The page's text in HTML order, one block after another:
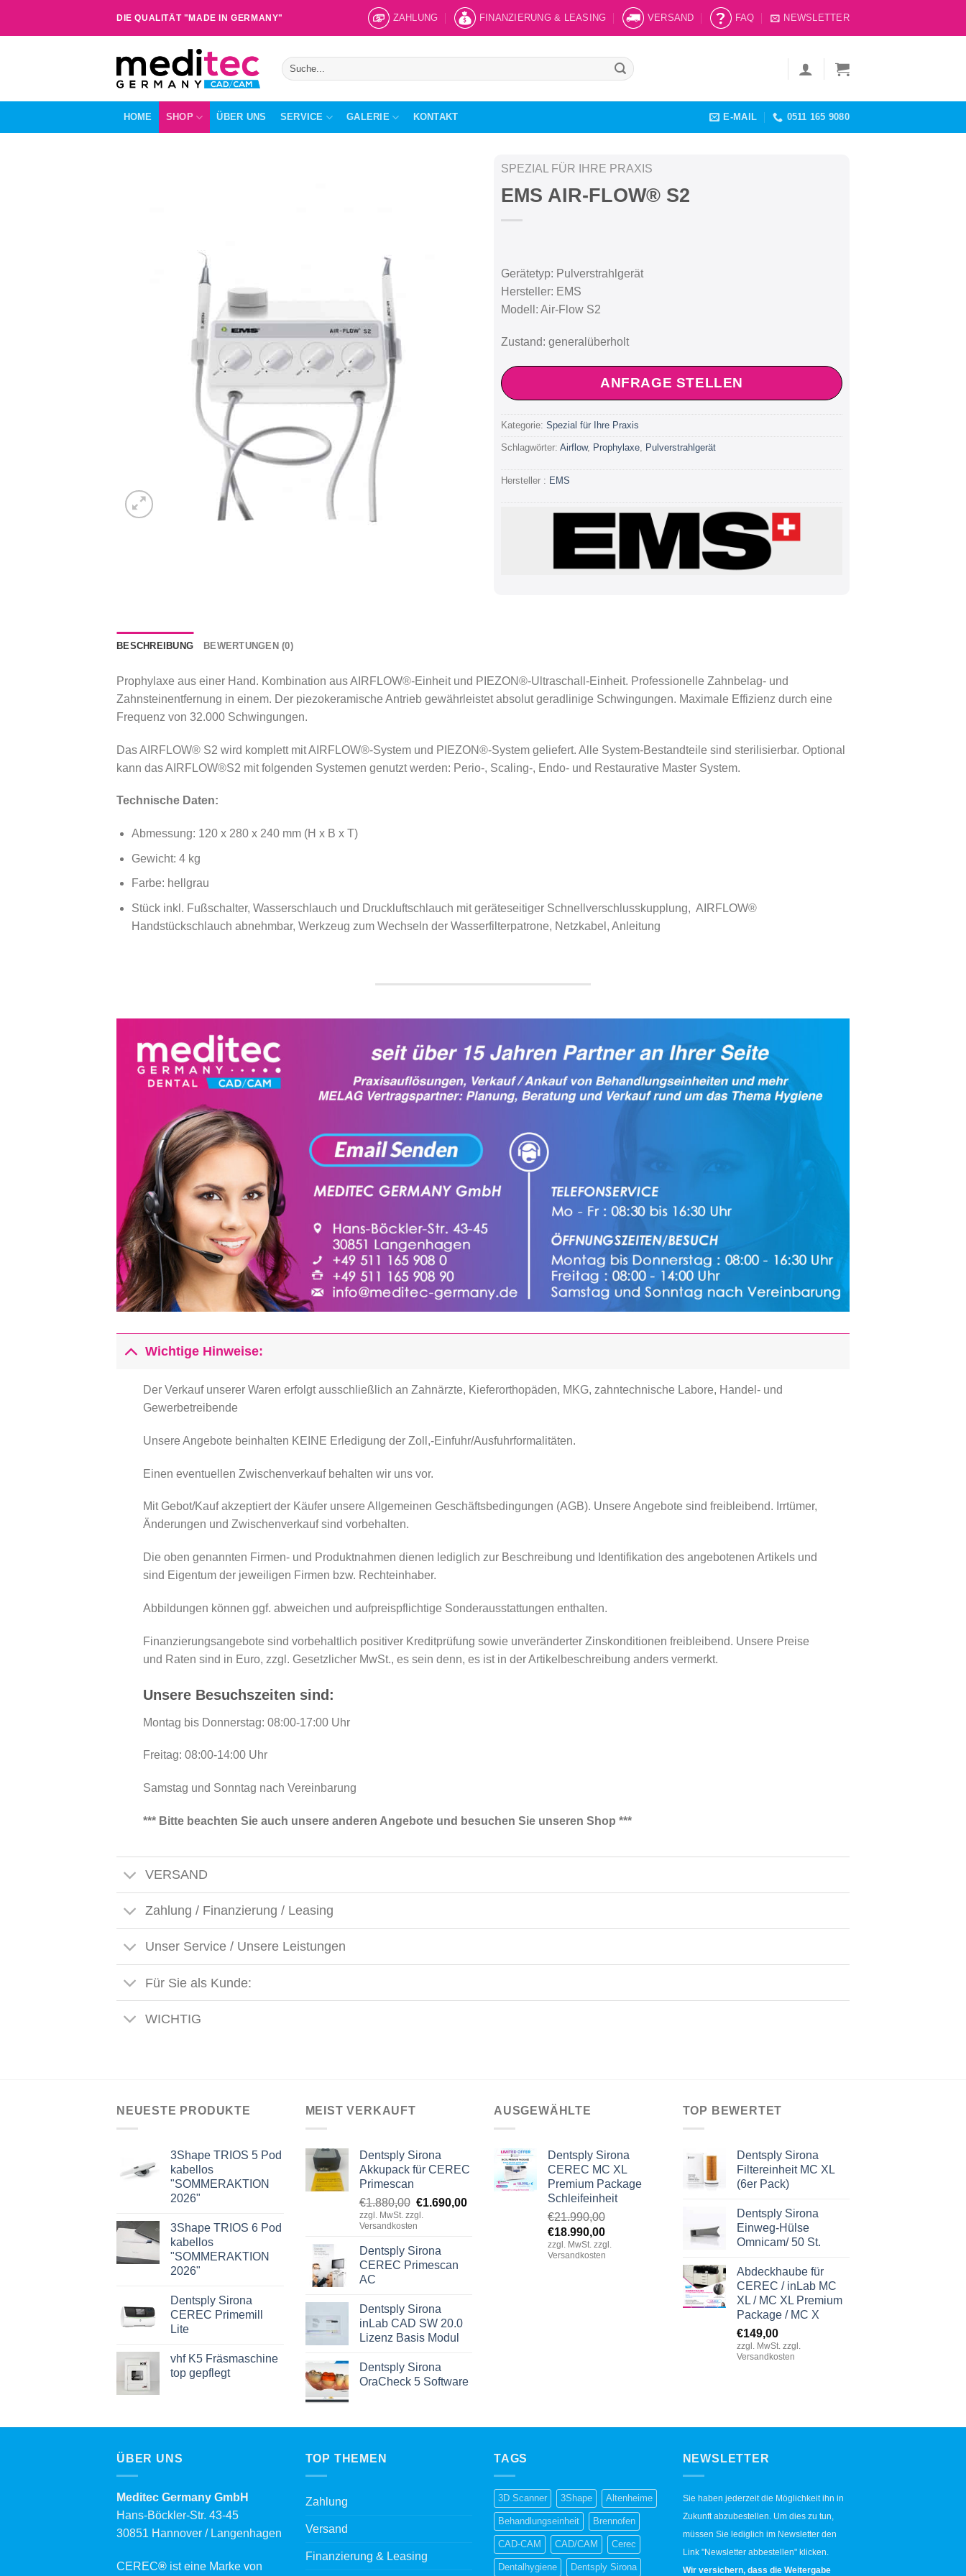
DIE QUALITÄT "MADE IN GERMANY" ZAHLUNG FINANZIERUNG & LEASING VERSAND FAQ NEWSLETTER
Suche
nach:
HOME SHOP ÜBER UNS SERVICE GALERIE KONTAKT E-MAIL 0511 165 9080
SPEZIAL FÜR IHRE PRAXIS
EMS AIR-FLOW® S2
Gerätetyp: Pulverstrahlgerät
Hersteller: EMS
Modell: Air-Flow S2
Zustand: generalüberholt
ANFRAGE STELLEN
Kategorie: Spezial für Ihre Praxis
Schlagwörter: Airflow, Prophylaxe, Pulverstrahlgerät
Hersteller : EMS
BESCHREIBUNG BEWERTUNGEN (0)
Prophylaxe aus einer Hand. Kombination aus AIRFLOW®-Einheit und PIEZON®-Ultraschall-Einheit. Professionelle Zahnbelag- und
Zahnsteinentfernung in einem. Der piezokeramische Antrieb gewährleistet absolut geradlinige Schwingungen. Maximale Effizienz durch eine
Frequenz von 32.000 Schwingungen.
Das AIRFLOW® S2 wird komplett mit AIRFLOW®-System und PIEZON®-System geliefert. Alle System-Bestandteile sind sterilisierbar. Optional
kann das AIRFLOW®S2 mit folgenden Systemen genutzt werden: Perio-, Scaling-, Endo- und Restaurative Master System.
Technische Daten:
Abmessung: 120 x 280 x 240 mm (H x B x T)
Gewicht: 4 kg
Farbe: hellgrau
Stück inkl. Fußschalter, Wasserschlauch und Druckluftschlauch mit geräteseitiger Schnellverschlusskupplung, AIRFLOW®
Handstückschlauch abnehmbar, Werkzeug zum Wechseln der Wasserfilterpatrone, Netzkabel, Anleitung
Wichtige Hinweise:
Der Verkauf unserer Waren erfolgt ausschließlich an Zahnärzte, Kieferorthopäden, MKG, zahntechnische Labore, Handel- und
Gewerbetreibende
Unsere Angebote beinhalten KEINE Erledigung der Zoll,-Einfuhr/Ausfuhrformalitäten.
Einen eventuellen Zwischenverkauf behalten wir uns vor.
Mit Gebot/Kauf akzeptiert der Käufer unsere Allgemeinen Geschäftsbedingungen (AGB). Unsere Angebote sind freibleibend. Irrtümer,
Änderungen und Zwischenverkauf sind vorbehalten.
Die oben genannten Firmen- und Produktnahmen dienen lediglich zur Beschreibung und Identifikation des angebotenen Artikels und
sind Eigentum der jeweiligen Firmen bzw. Rechteinhaber.
Abbildungen können ggf. abweichen und aufpreispflichtige Sonderausstattungen enthalten.
Finanzierungsangebote sind vorbehaltlich positiver Kreditprüfung sowie unveränderter Zinskonditionen freibleibend. Unsere Preise
und Raten sind in Euro, zzgl. Gesetzlicher MwSt., es sein denn, es ist in der Artikelbeschreibung anders vermerkt.
Unsere Besuchszeiten sind:
Montag bis Donnerstag: 08:00-17:00 Uhr
Freitag: 08:00-14:00 Uhr
Samstag und Sonntag nach Vereinbarung
*** Bitte beachten Sie auch unsere anderen Angebote und besuchen Sie unseren Shop ***
VERSAND
Zahlung / Finanzierung / Leasing
Unser Service / Unsere Leistungen
Für Sie als Kunde:
WICHTIG
NEUESTE PRODUKTE
3Shape TRIOS 5 Pod
kabellos
"SOMMERAKTION
2026"
3Shape TRIOS 6 Pod
kabellos
"SOMMERAKTION
2026"
Dentsply Sirona
CEREC Primemill
Lite
vhf K5 Fräsmaschine
top gepflegt
MEIST VERKAUFT
Dentsply Sirona
Akkupack für CEREC
Primescan
€1.880,00 Ursprünglicher
Preis
war:
€1.880,00
€1.690,00Aktueller
zzgl. MwSt. zzgl.
Versandkosten
Dentsply Sirona
CEREC Primescan
AC
Dentsply Sirona
inLab CAD SW 20.0
Lizenz Basis Modul
Dentsply Sirona
OraCheck 5 Software
AUSGEWÄHLTE
Dentsply Sirona
CEREC MC XL
Premium Package
Schleifeinheit
€21.990,00
Ursprünglicher
Preis
war:
€18.990,00Aktueller
Preis
ist:
zzgl. MwSt. zzgl.
Versandkosten
TOP BEWERTET
Dentsply Sirona
Filtereinheit MC XL
(6er Pack)
Dentsply Sirona
Einweg-Hülse
Omnicam/ 50 St.
Abdeckhaube für
CEREC / inLab MC
XL / MC XL Premium
Package / MC X
€149,00
zzgl. MwSt. zzgl.
Versandkosten
ÜBER UNS
Meditec Germany GmbH
Hans-Böckler-Str. 43-45
30851 Hannover / Langenhagen
CEREC® ist eine Marke von
TOP THEMEN
Zahlung
Versand
Finanzierung & Leasing
TAGS
3D Scanner 3Shape Altenheime
Behandlungseinheit Brennofen
CAD-CAM CAD/CAM Cerec
Dentalhygiene Dentsply Sirona
NEWSLETTER
Sie haben jederzeit die Möglichkeit ihn in
Zukunft abzubestellen. Um dies zu tun,
müssen Sie lediglich im Newsletter den
Link "Newsletter abbestellen" klicken.
Wir versichern, dass die Weitergabe